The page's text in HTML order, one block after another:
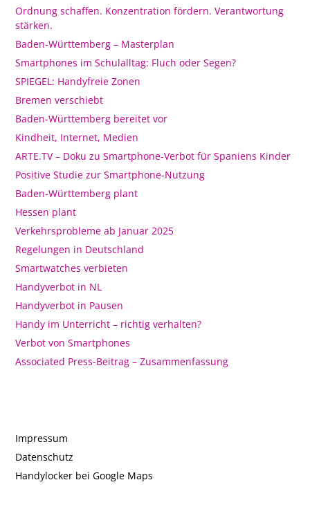
Ordnung schaffen. Konzentration fördern. Verantwortung
stärken.
Baden-Württemberg – Masterplan
Smartphones im Schulalltag: Fluch oder Segen?
SPIEGEL: Handyfreie Zonen
Bremen verschiebt
Baden-Württemberg bereitet vor
Kindheit, Internet, Medien
ARTE.TV – Doku zu Smartphone-Verbot für Spaniens Kinder
Positive Studie zur Smartphone-Nutzung
Baden-Württemberg plant
Hessen plant
Verkehrsprobleme ab Januar 2025
Regelungen in Deutschland
Smartwatches verbieten
Handyverbot in NL
Handyverbot in Pausen
Handy im Unterricht – richtig verhalten?
Verbot von Smartphones
Associated Press-Beitrag – Zusammenfassung
Impressum
Datenschutz
Handylocker bei Google Maps